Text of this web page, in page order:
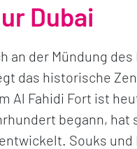
Dubai
an der Mündung
das historische
Al Fahidi Fort ist
begann, hat
Souks